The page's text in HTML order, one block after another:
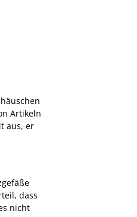
Artikeln
aus, er
dass
nicht